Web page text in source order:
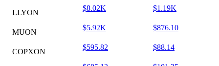
LLYON
$8.02K $1.19K
MUON
$5.92K $876.10
COPXON
$595.82 $88.14